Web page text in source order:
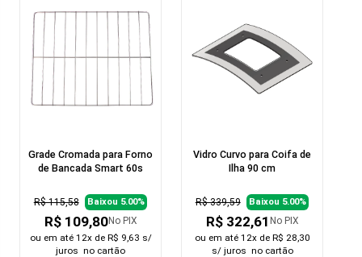
Grade Cromada para Forno
de Bancada Smart 60s
R$ 115,58 Baixou 5.00%
R$ 109,80No PIX
ou em até 12x de R$ 9,63 s/
juros no cartão
Vidro Curvo para Coifa de
Ilha 90 cm
R$ 339,59 Baixou 5.00%
R$ 322,61 No PIX
ou em até 12x de R$ 28,30
s/ juros no cartão